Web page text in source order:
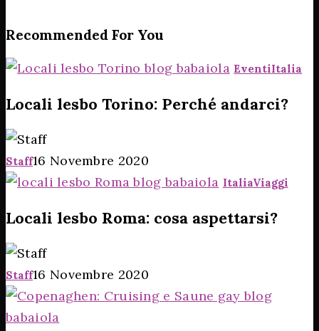
Recommended For You
EventiItalia
Locali lesbo Torino: Perché andarci?
Staff16 Novembre 2020
ItaliaViaggi
Locali lesbo Roma: cosa aspettarsi?
Staff16 Novembre 2020